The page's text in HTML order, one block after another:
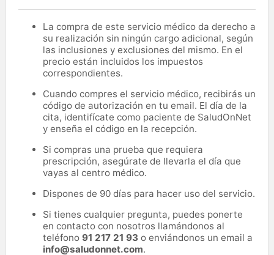
La compra de este servicio médico da derecho a
su realización sin ningún cargo adicional, según
las inclusiones y exclusiones del mismo. En el
precio están incluidos los impuestos
correspondientes.
Cuando compres el servicio médico, recibirás un
código de autorización en tu email. El día de la
cita, identifícate como paciente de SaludOnNet
y enseña el código en la recepción.
Si compras una prueba que requiera
prescripción, asegúrate de llevarla el día que
vayas al centro médico.
Dispones de 90 días para hacer uso del servicio.
Si tienes cualquier pregunta, puedes ponerte
en contacto con nosotros llamándonos al
teléfono 91 217 21 93 o enviándonos un email a
info@saludonnet.com.